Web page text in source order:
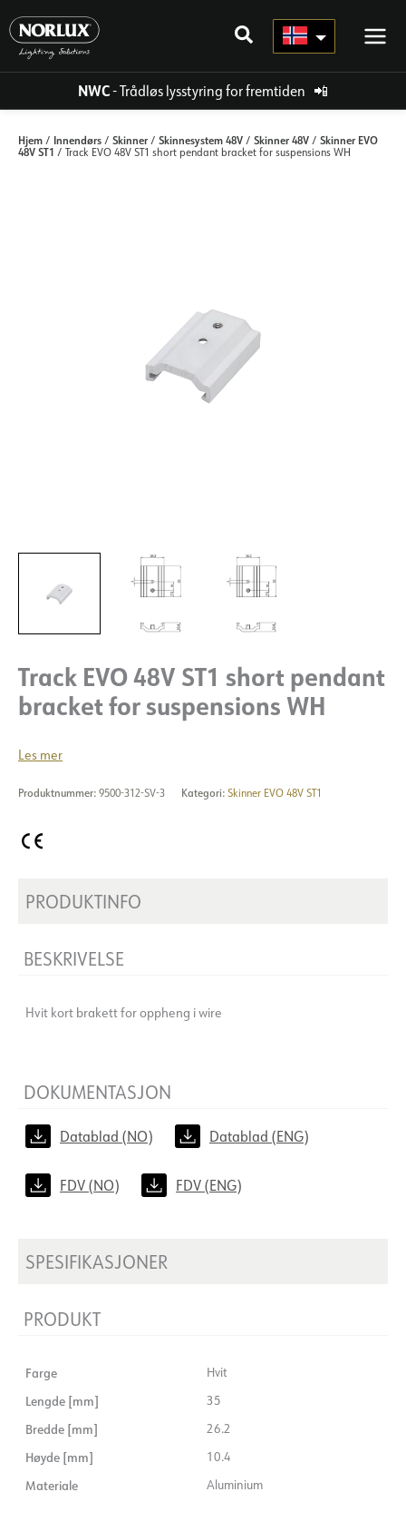
rett
innholdet
NWC- Trådløs lysstyring for fremtiden 📲
Hjem / Innendørs / Skinner/ Skinnesystem 48V / Skinner 48V / Skinner EVO
48V ST1 / Track EVO 48V ST1 short pendant bracket for suspensions WH
Track EVO 48V ST1 short pendant
bracket for suspensions WH
Les mer
Produktnummer: 9500-312-SV-3 Kategori: Skinner EVO 48V ST1
PRODUKTINFO
BESKRIVELSE
Hvit kort brakett for oppheng i wire
DOKUMENTASJON
Datablad (NO) Datablad (ENG)
FDV (NO) FDV (ENG)
SPESIFIKASJONER
PRODUKT
Farge Hvit
Lengde [mm] 35
Bredde [mm] 26.2
Høyde [mm] 10.4
Materiale Aluminium